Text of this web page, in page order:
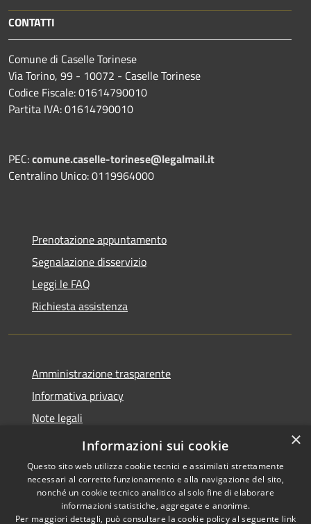
CONTATTI
Comune di Caselle Torinese
Via Torino, 99 - 10072 - Caselle Torinese
Codice Fiscale: 01614790010
Partita IVA: 01614790010
PEC:comune.caselle-torinese@legalmail.it
Centralino Unico: 0119964000
Prenotazione appuntamento
Segnalazione disservizio
Leggi le FAQ
Richiesta assistenza
Amministrazione trasparente
Informativa privacy
Note legali
dichiarazione di accessibilità
Copyright © 2026 • Comune di
×
Informazioni sui cookie
Questo sito web utilizza cookie tecnici e assimilati strettamente
necessari al corretto funzionamento e alla navigazione del sito,
nonché un cookie tecnico analitico al solo fine di elaborare
informazioni statistiche, aggregate e anonime.
Per maggiori dettagli, può consultare la cookie policy al seguente link